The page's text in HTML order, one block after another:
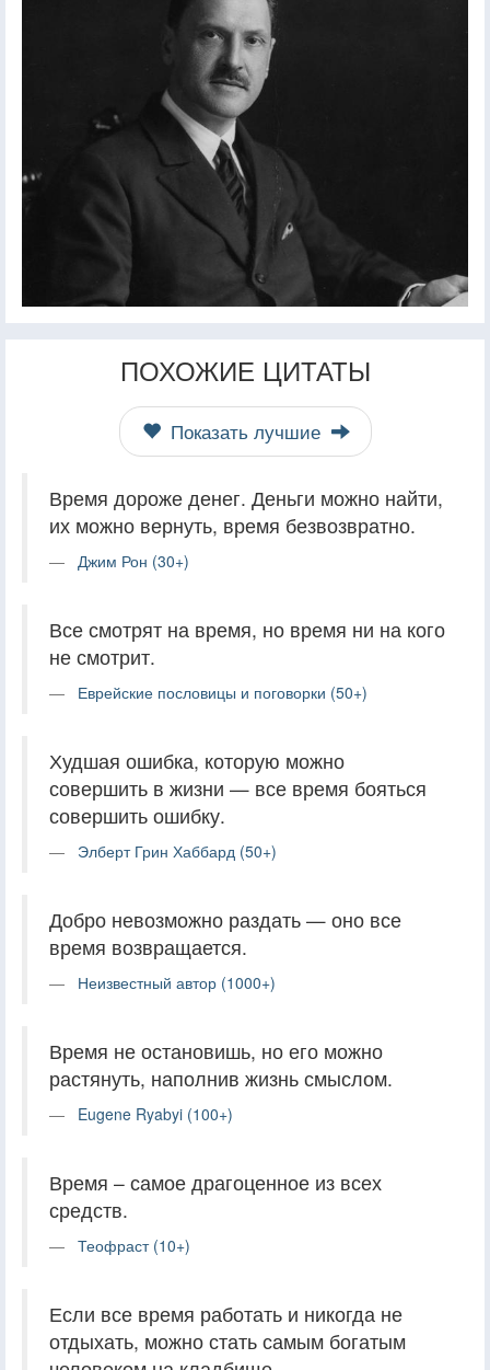
ПОХОЖИЕ ЦИТАТЫ
Показать лучшие
Время дороже денег. Деньги можно найти,
их можно вернуть, время безвозвратно.
Джим Рон (30+)
Все смотрят на время, но время ни на кого
не смотрит.
Еврейские пословицы и поговорки (50+)
Худшая ошибка, которую можно
совершить в жизни — все время бояться
совершить ошибку.
Элберт Грин Хаббард (50+)
Добро невозможно раздать — оно все
время возвращается.
Неизвестный автор (1000+)
Время не остановишь, но его можно
растянуть, наполнив жизнь смыслом.
Eugene Ryabyi (100+)
Время – самое драгоценное из всех
средств.
Теофраст (10+)
Если все время работать и никогда не
отдыхать, можно стать самым богатым